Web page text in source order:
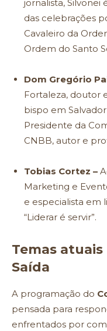
jornalista,
das celebrações
Cavaleiro da
Ordem do Santo
Dom Gregório
Fortaleza, doutor
bispo em
Presidente da
CNBB, autor e
Tobias Cortez –
Marketing e
e especialista em
“Liderar é servir”.
Temas
Saída
A programação do
pensada para
enfrentados por